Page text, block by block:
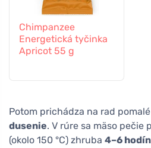
Chimpanzee
Energetická tyčinka
Apricot 55 g
Potom prichádza na rad pomalé
dusenie. V rúre sa mäso
(okolo 150 °C) zhruba 4–6 hodín